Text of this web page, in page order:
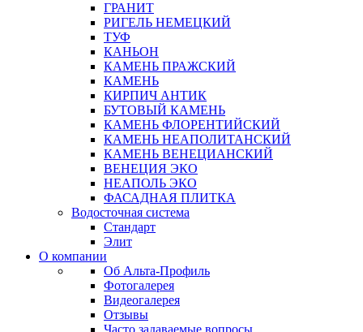
ГРАНИТ
РИГЕЛЬ НЕМЕЦКИЙ
ТУФ
КАНЬОН
КАМЕНЬ ПРАЖСКИЙ
КАМЕНЬ
КИРПИЧ АНТИК
БУТОВЫЙ КАМЕНЬ
КАМЕНЬ ФЛОРЕНТИЙСКИЙ
КАМЕНЬ НЕАПОЛИТАНСКИЙ
КАМЕНЬ ВЕНЕЦИАНСКИЙ
ВЕНЕЦИЯ ЭКО
НЕАПОЛЬ ЭКО
ФАСАДНАЯ ПЛИТКА
Водосточная система
Стандарт
Элит
О компании
Об Альта-Профиль
Фотогалерея
Видеогалерея
Отзывы
Часто задаваемые вопросы